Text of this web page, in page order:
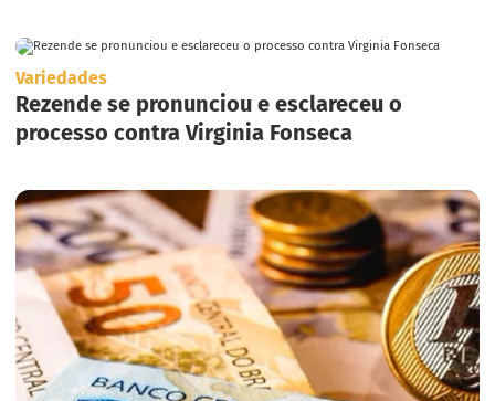
Variedades
Rezende se pronunciou e esclareceu o
processo contra Virginia Fonseca